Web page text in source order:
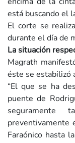
está buscando el
El corte se
durante el día de
La situación
Magrath
éste se estabilizó
“El que se ha
puente de
seguramente
preventivamente
Faraónico hasta